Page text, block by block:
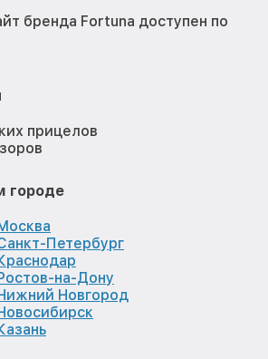
бренда Fortuna доступен по
прицелов
городе
Петербург
на-Дону
Новгород